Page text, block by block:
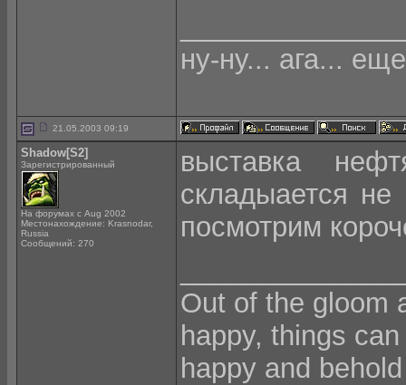
ну-ну... ага...
21.05.2003 09:19
Shadow[S2]
Зарегистрированный
На форумах с Aug 2002
Местонахождение: Krasnodar,
Russia
Сообщений: 270
выставка
складыается не
посмотрим
Out of the gloom
happy, things
happy and